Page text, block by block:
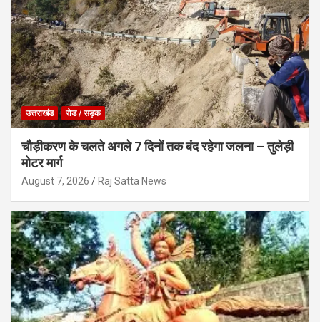
उत्तराखंड रोड / सड़क
चौड़ीकरण के चलते अगले 7 दिनों तक बंद रहेगा जलना – तुलेड़ी
मोटर मार्ग
August 7, 2026 Raj Satta News